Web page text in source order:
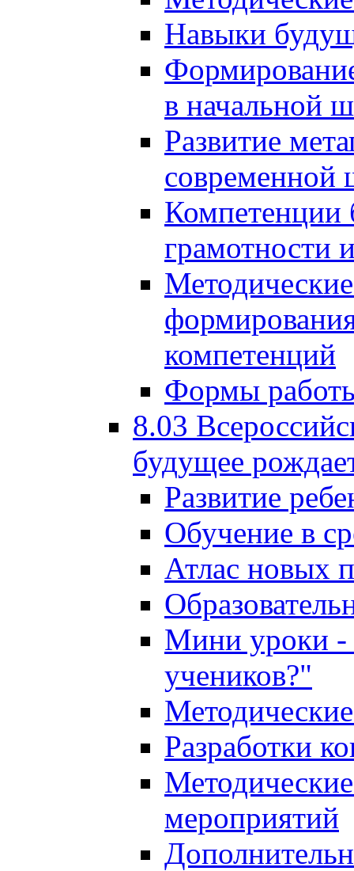
Навыки
в начальной
Развитие
современной
Компетенции
грамотности
компетенций
Формы
8.03
будущее
Развитие
Обучение в
Атлас новых
Мини уроки -
учеников?"
Разработки
мероприятий